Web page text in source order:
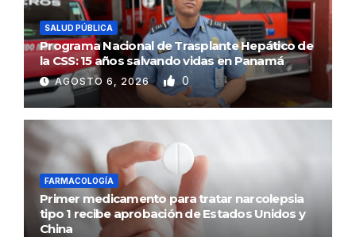
SALUD PÚBLICA
Programa Nacional de Trasplante Hepático de
la CSS: 15 años salvando vidas en Panamá
AGOSTO 6, 2026 0
FARMACOLOGÍA
Primer medicamento para tratar narcolepsia
tipo 1 recibe aprobación de Estados Unidos y
China